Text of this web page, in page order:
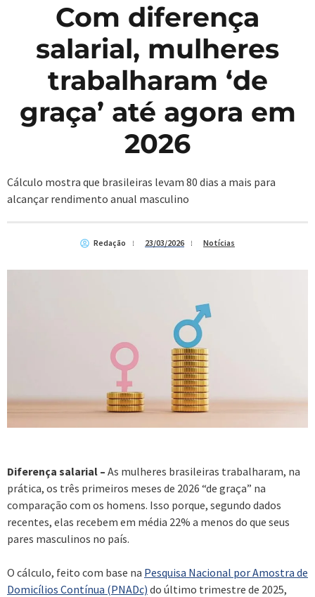
Com diferença
salarial, mulheres
trabalharam ‘de
graça’ até agora em
2026
Cálculo mostra que brasileiras levam 80 dias a mais para
alcançar rendimento anual masculino
Redação 23/03/2026 Notícias
Diferença salarial – As mulheres brasileiras trabalharam, na
prática, os três primeiros meses de 2026 “de graça” na
comparação com os homens. Isso porque, segundo dados
recentes, elas recebem em média 22% a menos do que seus
pares masculinos no país.
O cálculo, feito com base na Pesquisa Nacional por Amostra de
Domicílios Contínua (PNADc) do último trimestre de 2025,